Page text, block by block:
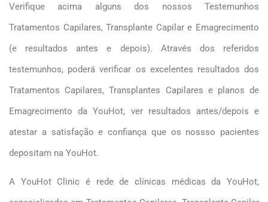
Verifique acima alguns dos nossos Testemunhos
Tratamentos Capilares, Transplante Capilar e Emagrecimento
(e resultados antes e depois). Através dos referidos
testemunhos, poderá verificar os excelentes resultados dos
Tratamentos Capilares, Transplantes Capilares e planos de
Emagrecimento da YouHot, ver resultados antes/depois e
atestar a satisfação e confiança que os nossso pacientes
depositam na YouHot.
A YouHot Clinic é rede de clínicas médicas da YouHot,